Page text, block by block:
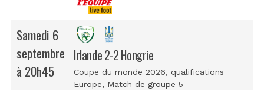
Samedi 6
septembre
à 20h45
Irlande 2-2 Hongrie
Coupe du monde 2026, qualifications
Europe, Match de groupe 5